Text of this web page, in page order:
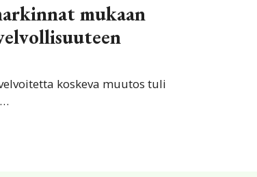
mukaan
koskeva muutos tuli